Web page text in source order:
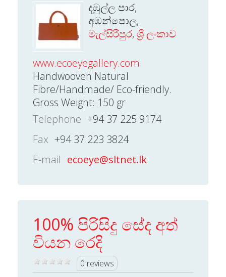
දඹුල්ල පාර,
අඹන්පොල,
මැල්සිරිපුර, ශ්‍රී ලංකාව
www.ecoeyegallery.com
Handwooven Natural
Fibre/Handmade/ Eco-friendly.
Gross Weight: 150 gr
Telephone +94 37 225 9174
Fax +94 37 223 3824
E-mail ecoeye@sltnet.lk
100% පිරිසිදු සේද අත්
වියන රෙදි
0 reviews